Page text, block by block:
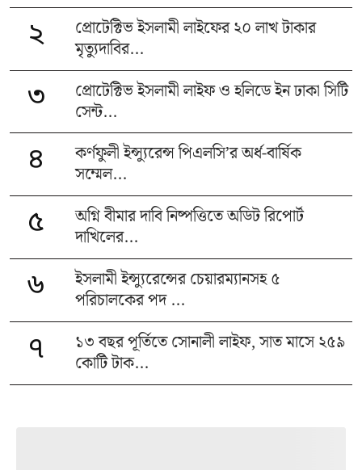
২
প্রোটেক্টিভ ইসলামী লাইফের ২০ লাখ টাকার
মৃত্যুদাবির...
৩
প্রোটেক্টিভ ইসলামী লাইফ ও হলিডে ইন ঢাকা সিটি
সেন্ট...
৪
কর্ণফুলী ইন্স্যুরেন্স পিএলসি’র অর্ধ-বার্ষিক
সম্মেল...
৫
অগ্নি বীমার দাবি নিষ্পত্তিতে অডিট রিপোর্ট
দাখিলের...
৬
ইসলামী ইন্স্যুরেন্সের চেয়ারম্যানসহ ৫
পরিচালকের পদ ...
৭
১৩ বছর পূর্তিতে সোনালী লাইফ, সাত মাসে ২৫৯
কোটি টাক...